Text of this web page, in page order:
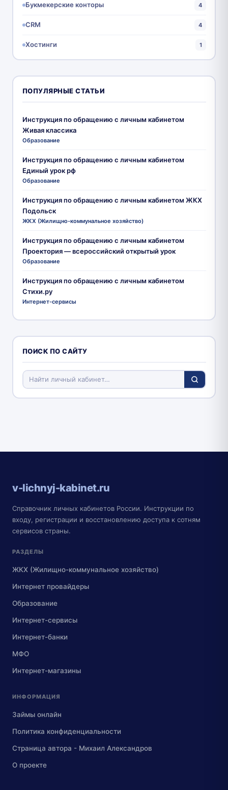
Букмекерские конторы 4
CRM 4
Хостинги 1
ПОПУЛЯРНЫЕ СТАТЬИ
Инструкция по обращению с личным кабинетом
Живая классика
Образование
Инструкция по обращению с личным кабинетом
Единый урок рф
Образование
Инструкция по обращению с личным кабинетом ЖКХ
Подольск
ЖКХ (Жилищно-коммунальное хозяйство)
Инструкция по обращению с личным кабинетом
Проектория — всероссийский открытый урок
Образование
Инструкция по обращению с личным кабинетом
Стихи.ру
Интернет-сервисы
ПОИСК ПО САЙТУ
v-lichnyj-kabinet.ru
Справочник личных кабинетов России. Инструкции по
входу, регистрации и восстановлению доступа к сотням
сервисов страны.
РАЗДЕЛЫ
ЖКХ (Жилищно-коммунальное хозяйство)
Интернет провайдеры
Образование
Интернет-сервисы
Интернет-банки
МФО
Интернет-магазины
ИНФОРМАЦИЯ
Займы онлайн
Политика конфиденциальности
Страница автора - Михаил Александров
О проекте